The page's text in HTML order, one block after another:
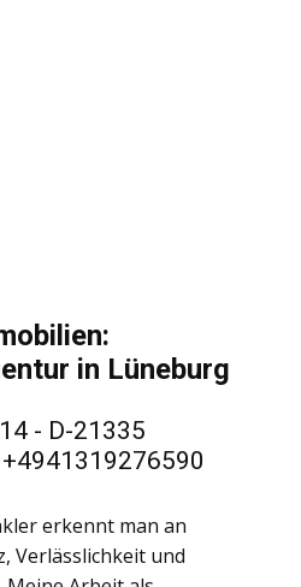
in Lüneburg
- D-21335
+4941319276590
erkennt man an
Verlässlichkeit und